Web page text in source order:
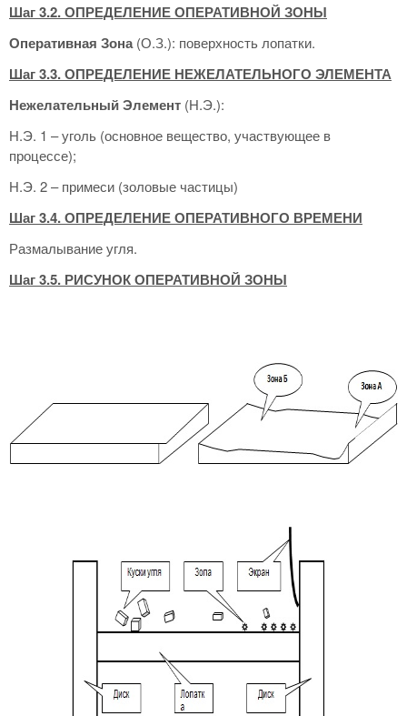
Шаг 3.2. ОПРЕДЕЛЕНИЕ ОПЕРАТИВНОЙ ЗОНЫ
Оперативная Зона(О.З.): поверхность лопатки.
Шаг 3.3. ОПРЕДЕЛЕНИЕ НЕЖЕЛАТЕЛЬНОГО ЭЛЕМЕНТА
Нежелательный Элемент (Н.Э.):
Н.Э. 1 – уголь (основное вещество, участвующее в
процессе);
Н.Э. 2 – примеси (золовые частицы)
Шаг 3.4. ОПРЕДЕЛЕНИЕ ОПЕРАТИВНОГО ВРЕМЕНИ
Размалывание угля.
Шаг 3.5. РИСУНОК ОПЕРАТИВНОЙ ЗОНЫ